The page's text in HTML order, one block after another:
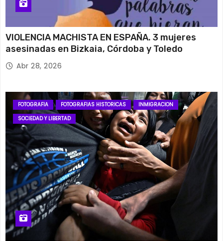
VIOLENCIA MACHISTA EN ESPAÑA. 3 mujeres
asesinadas en Bizkaia, Córdoba y Toledo
Abr 28, 2026
FOTOGRAFIA FOTOGRAFIAS HISTORICAS
INMIGRACION
SOCIEDAD Y LIBERTAD